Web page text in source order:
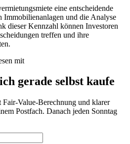
eine entscheidende
und die Analyse
dieser Kennzahl können Investoren
treffen und ihre
mit
gerade selbst kaufe
Value-Berechnung und klarer
Postfach. Danach jeden Sonntag